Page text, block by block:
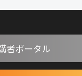
者ポータル